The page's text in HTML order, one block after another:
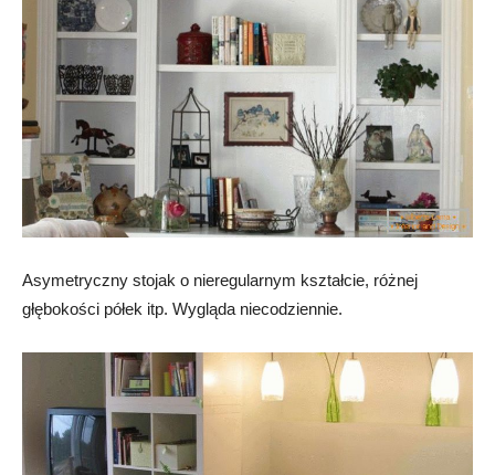
Asymetryczny stojak o nieregularnym kształcie, różnej
głębokości półek itp. Wygląda niecodziennie.